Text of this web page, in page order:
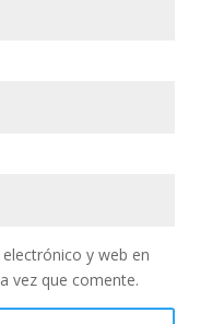
y web en
vez que comente.